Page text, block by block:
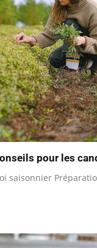
pour les
saisonnier